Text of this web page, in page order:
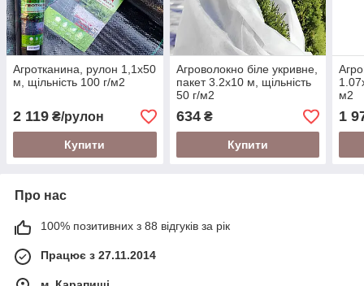
Агротканина, рулон 1,1х50
м, щільність 100 г/м2
2 119 ₴/рулон
Купити
Агроволокно біле укривне,
пакет 3.2х10 м, щільність
50 г/м2
634₴
Купити
м2
1
Про нас
100% позитивних з 88 відгуків за рік
Працює з 27.11.2014